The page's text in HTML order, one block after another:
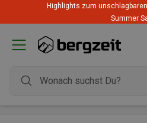
Highlights zum
Summer